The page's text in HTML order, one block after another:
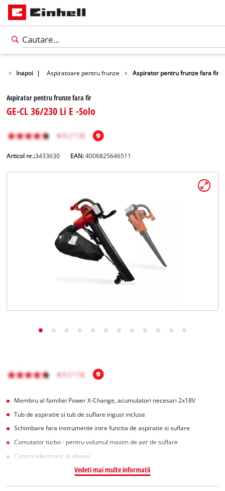
Inapoi |
de frunze Aspiratoare pentru frunze Aspirator pentru frunze fara fir
Aspirator pentru frunze fara fir
GE-CL 36/230 Li E -Solo
Articol nr.:3433630 EAN:4006825646511
Membru al familiei Power X-Change, acumulatori necesari 2x18V
Tub de aspiratie si tub de suflare ingust incluse
Schimbare fara instrumente intre functia de aspiratie si suflare
Comutator turbo - pentru volumul maxim de aer de suflare
Control electronic al vitezei
Vedeti mai multe informatii